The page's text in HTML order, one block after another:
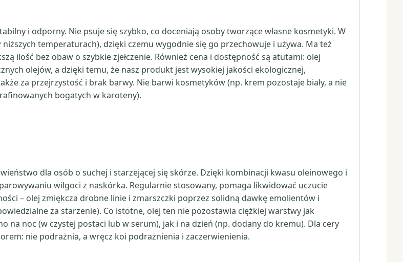
i odporny. Nie psuje się szybko, co doceniają osoby tworzące własne kosmetyki. W
temperaturach), dzięki czemu wygodnie się go przechowuje i używa. Ma też
ilość bez obaw o szybkie zjełczenie. Również cena i dostępność są atutami: olej
olejów, a dzięki temu, że nasz produkt jest wysokiej jakości ekologicznej,
za przejrzystość i brak barwy. Nie barwi kosmetyków (np. krem pozostaje biały, a nie
bogatych w karoteny).
dla osób o suchej i starzejącej się skórze. Dzięki kombinacji kwasu oleinowego i
wilgoci z naskórka. Regularnie stosowany, pomaga likwidować uczucie
– olej zmiękcza drobne linie i zmarszczki poprzez solidną dawkę emolientów i
za starzenie). Co istotne, olej ten nie pozostawia ciężkiej warstwy jak
na noc (w czystej postaci lub w serum), jak i na dzień (np. dodany do kremu). Dla cery
nie podrażnia, a wręcz koi podrażnienia i zaczerwienienia.